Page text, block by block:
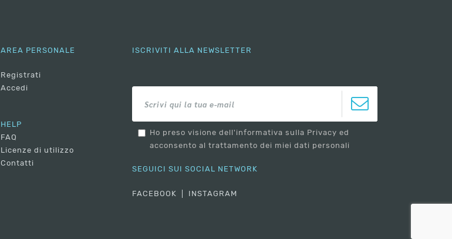
AREA PERSONALE
Registrati
Accedi
HELP
FAQ
Licenze di utilizzo
Contatti
ISCRIVITI ALLA NEWSLETTER
Ho preso visione dell'informativa sulla Privacy ed
acconsento al trattamento dei miei dati personali
SEGUICI SUI SOCIAL NETWORK
FACEBOOK INSTAGRAM